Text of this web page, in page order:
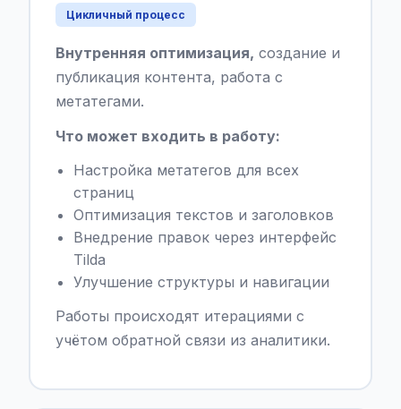
Цикличный процесс
Внутренняя оптимизация, создание и
публикация контента, работа с
метатегами.
Что может входить в работу:
Настройка метатегов для всех
страниц
Оптимизация текстов и заголовков
Внедрение правок через интерфейс
Tilda
Улучшение структуры и навигации
Работы происходят итерациями с
учётом обратной связи из аналитики.